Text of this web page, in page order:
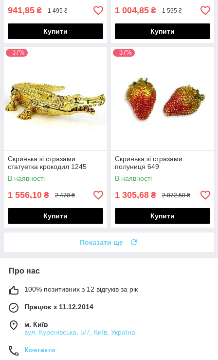
941,85 ₴ 1 495 ₴
Купити
1 004,85 ₴ 1 595 ₴
Купити
–37%
Скринька зі стразами
статуетка крокодил 1245
В наявності
1 556,10 ₴ 2 470 ₴
Купити
–37%
Скринька зі стразами
полуниця 649
В наявності
1 305,68 ₴ 2 072,50 ₴
Купити
Показати ще
Про нас
100% позитивних з 12 відгуків за рік
Працює з 11.12.2014
м. Київ
вул. Куренівська, 5/7, Київ, Україна
Контакти